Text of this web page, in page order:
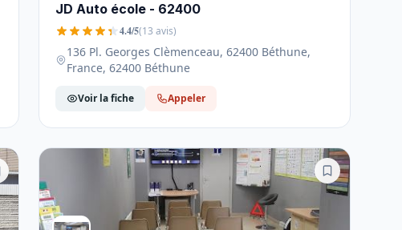
JD Auto école - 62400
4.4/5(13 avis)
136 Pl. Georges Clèmenceau, 62400 Béthune,
France, 62400 Béthune
Voir la fiche Appeler